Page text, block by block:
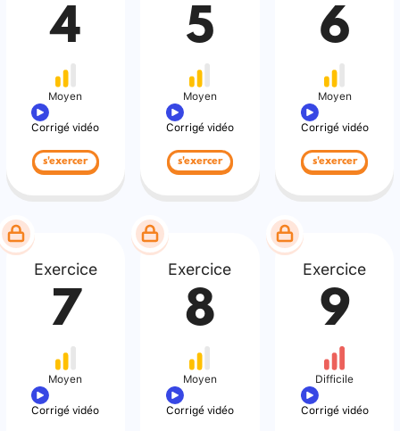
4
Moyen
Corrigé vidéo
s'exercer
5
Moyen
Corrigé vidéo
s'exercer
6
Moyen
Corrigé vidéo
s'exercer
Exercice
7
Moyen
Corrigé vidéo
Exercice
8
Moyen
Corrigé vidéo
Exercice
9
Difficile
Corrigé vidéo